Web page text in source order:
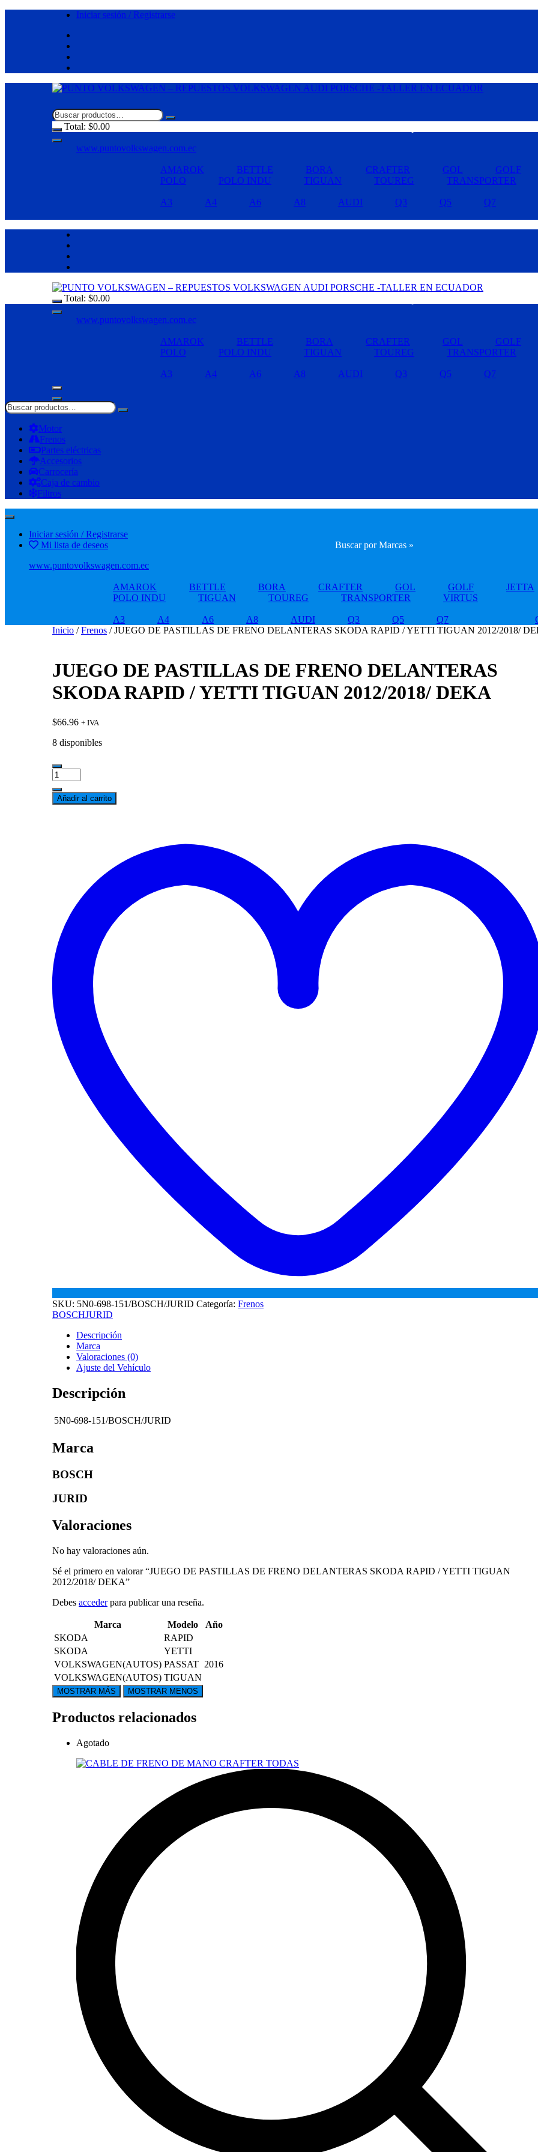
Iniciar sesión / Registrarse
Total: $0.00
www.puntovolkswagen.com.ec
AMAROK BETTLE BORA CRAFTER GOL GOLF
POLO
POLO INDU TIGUAN TOUREG TRANSPORTER
A3 A4 A6 A8 AUDI Q3 Q5 Q7
Total: $0.00
www.puntovolkswagen.com.ec
AMAROK BETTLE BORA CRAFTER GOL GOLF
POLO
POLO INDU TIGUAN TOUREG TRANSPORTER
A3 A4 A6 A8 AUDI Q3 Q5 Q7
Motor
Frenos
Partes eléctricas
Accesorios
Carrocería
Caja de cambio
Filtros
Iniciar sesión / Registrarse
Mi lista de deseos
www.puntovolkswagen.com.ec
Buscar por Marcas »
AMAROK BETTLE BORA CRAFTER GOL GOLF JETTA
POLO INDU
TIGUAN TOUREG TRANSPORTER VIRTUS
A3 A4 A6 A8 AUDI Q3 Q5 Q7
Inicio /Frenos / JUEGO DE PASTILLAS DE FRENO DELANTERAS SKODA RAPID / YETTI TIGUAN 2012/2018/
JUEGO DE PASTILLAS DE FRENO DELANTERAS
SKODA RAPID / YETTI TIGUAN 2012/2018/ DEKA
$66.96 + IVA
8 disponibles
JUEGO
DE
PASTILLAS
DE
2012/2018/
DEKA
cantidad
Añadir al carrito
SKU: 5N0-698-151/BOSCH/JURID Categoría: Frenos
BOSCHJURID
Descripción
Marca
Valoraciones (0)
Ajuste del Vehículo
Descripción
5N0-698-151/BOSCH/JURID
Marca
BOSCH
JURID
Valoraciones
No hay valoraciones aún.
Sé el primero en valorar “JUEGO DE PASTILLAS DE FRENO DELANTERAS SKODA RAPID / YETTI TIGUAN
2012/2018/ DEKA”
Debes accederpara publicar una reseña.
Marca Modelo
Año
SKODA
RAPID
SKODA
YETTI
VOLKSWAGEN(AUTOS) PASSAT 2016
VOLKSWAGEN(AUTOS) TIGUAN
Productos relacionados
Agotado